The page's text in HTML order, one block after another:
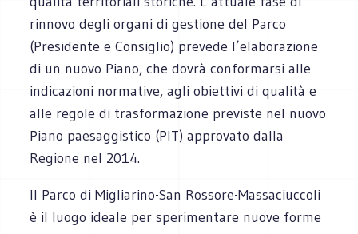
rinnovo degli organi di gestione del Parco
(Presidente e Consiglio) prevede l’elaborazione
di un nuovo Piano, che dovrà conformarsi alle
indicazioni normative, agli obiettivi di qualità e
alle regole di trasformazione previste nel nuovo
Piano paesaggistico (PIT) approvato dalla
Regione nel 2014.
Il Parco di Migliarino-San Rossore-Massaciuccoli
è il luogo ideale per sperimentare nuove forme